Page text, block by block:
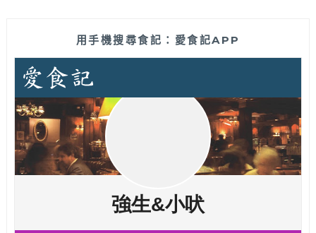
用手機搜尋食記：愛食記APP